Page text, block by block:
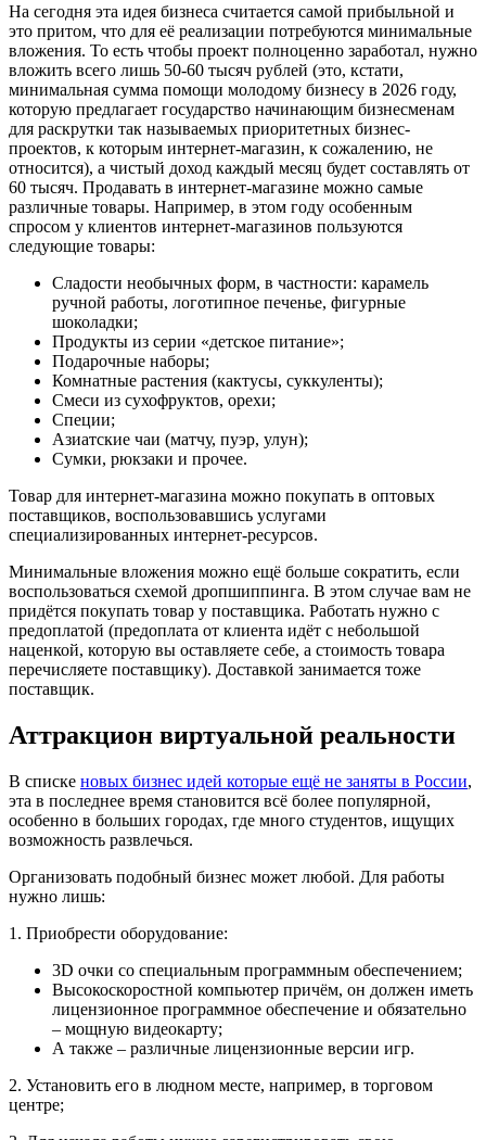
На сегодня эта идея бизнеса считается самой прибыльной и
это притом, что для её реализации потребуются минимальные
вложения. То есть чтобы проект полноценно заработал, нужно
вложить всего лишь 50-60 тысяч рублей (это, кстати,
минимальная сумма помощи молодому бизнесу в 2026 году,
которую предлагает государство начинающим бизнесменам
для раскрутки так называемых приоритетных бизнес-
проектов, к которым интернет-магазин, к сожалению, не
относится), а чистый доход каждый месяц будет составлять от
60 тысяч. Продавать в интернет-магазине можно самые
различные товары. Например, в этом году особенным
спросом у клиентов интернет-магазинов пользуются
следующие товары:
Сладости необычных форм, в частности: карамель
ручной работы, логотипное печенье, фигурные
шоколадки;
Продукты из серии «детское питание»;
Подарочные наборы;
Комнатные растения (кактусы, суккуленты);
Смеси из сухофруктов, орехи;
Специи;
Азиатские чаи (матчу, пуэр, улун);
Сумки, рюкзаки и прочее.
Товар для интернет-магазина можно покупать в оптовых
поставщиков, воспользовавшись услугами
специализированных интернет-ресурсов.
Минимальные вложения можно ещё больше сократить, если
воспользоваться схемой дропшиппинга. В этом случае вам не
придётся покупать товар у поставщика. Работать нужно с
предоплатой (предоплата от клиента идёт с небольшой
наценкой, которую вы оставляете себе, а стоимость товара
перечисляете поставщику). Доставкой занимается тоже
поставщик.
Аттракцион виртуальной реальности
В списке новых бизнес идей которые ещё не заняты в России,
эта в последнее время становится всё более популярной,
особенно в больших городах, где много студентов, ищущих
возможность развлечься.
Организовать подобный бизнес может любой. Для работы
нужно лишь:
1. Приобрести оборудование:
3D очки со специальным программным обеспечением;
Высокоскоростной компьютер причём, он должен иметь
лицензионное программное обеспечение и обязательно
– мощную видеокарту;
А также – различные лицензионные версии игр.
2. Установить его в людном месте, например, в торговом
центре;